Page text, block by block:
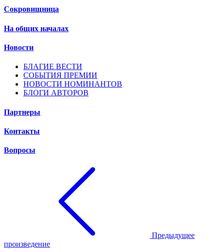
Сокровищница
На общих началах
Новости
БЛАГИЕ ВЕСТИ
СОБЫТИЯ ПРЕМИИ
НОВОСТИ НОМИНАНТОВ
БЛОГИ АВТОРОВ
Партнеры
Контакты
Вопросы
Предыдущее
произведение